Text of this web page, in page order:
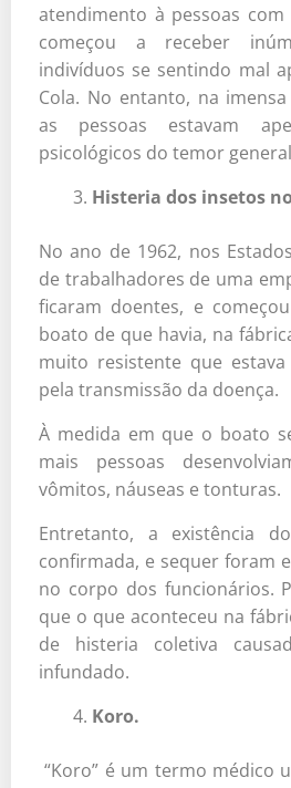
atendimento à pessoas
começou a receber
indivíduos se sentindo mal
Cola. No entanto, na
as pessoas estavam
psicológicos do temor
Histeria dos insetos
No ano de 1962, nos
de trabalhadores de uma
ficaram doentes, e
boato de que havia, na
muito resistente que
pela transmissão da doença.
À medida em que o boato
mais pessoas
vômitos, náuseas e tonturas.
Entretanto, a existência
confirmada, e sequer foram
no corpo dos funcionários.
que o que aconteceu na
de histeria coletiva
infundado.
Koro.
“Koro” é um termo médico